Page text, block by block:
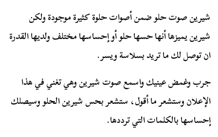
شيرين صوت حلو ضمن أصوات حلوة كثيرة موجودة ولكن
شيرين يميزها أنها حسها حلو أو إحساسها مختلف ولديها القدرة
ان توصل لك ما تريد بسلاسة ويسر.
جرب وغمض عينيك واسمع صوت شيرين وهي تغني في هذا
الإعلان وستشعر ما أقول، ستشعر بحس شيرين الحلو وسيصلك
إحساسها بالكلمات التي ترددها.